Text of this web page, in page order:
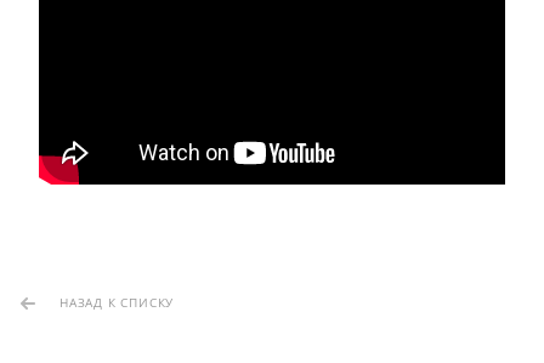
НАЗАД К СПИСКУ